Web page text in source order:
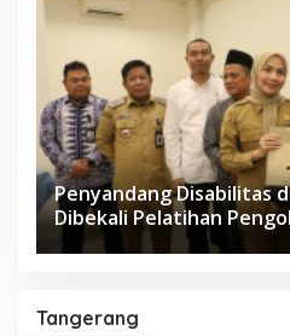
Penyandang Disabilitas
Dibekali Pelatihan
Tangerang